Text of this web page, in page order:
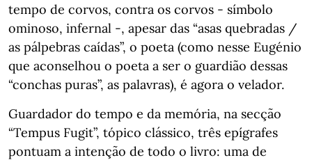
tempo de corvos, contra os corvos - símbolo
ominoso, infernal -, apesar das “asas quebradas /
as pálpebras caídas”, o poeta (como nesse Eugénio
que aconselhou o poeta a ser o guardião dessas
“conchas puras”, as palavras), é agora o velador.
Guardador do tempo e da memória, na secção
“Tempus Fugit”, tópico clássico, três epígrafes
pontuam a intenção de todo o livro: uma de